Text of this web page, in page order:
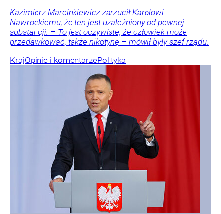
Kazimierz Marcinkiewicz zarzucił Karolowi
Nawrockiemu, że ten jest uzależniony od pewnej
substancji. – To jest oczywiste, że człowiek może
przedawkować, także nikotynę – mówił były szef rządu.
KrajOpinie i komentarzePolityka